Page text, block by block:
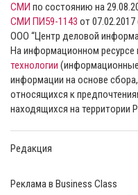
СМИ по состоянию на
СМИ ПИ59-1143 от 07.02.2017
ООО “Центр деловой
На информационном ресурсе
технологии (информационные
информации на основе
относящихся к
находящихся на территории
Редакция
Реклама в Business Class